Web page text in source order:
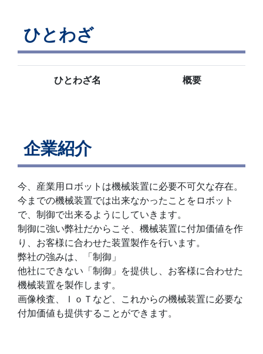
ひとわざ
ひとわざ名 概要
企業紹介
今、産業用ロボットは機械装置に必要不可欠な存在。
今までの機械装置では出来なかったことをロボット
で、制御で出来るようにしていきます。
制御に強い弊社だからこそ、機械装置に付加価値を作
り、お客様に合わせた装置製作を行います。
弊社の強みは、「制御」
他社にできない「制御」を提供し、お客様に合わせた
機械装置を製作します。
画像検査、ＩｏＴなど、これからの機械装置に必要な
付加価値も提供することができます。